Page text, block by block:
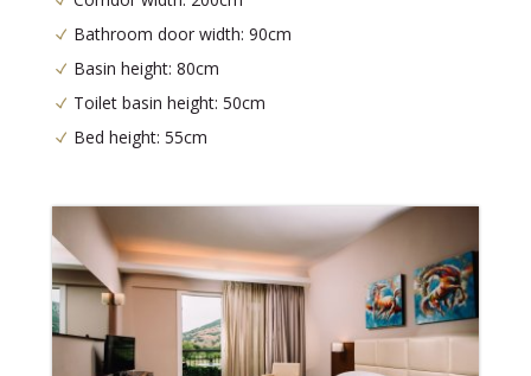
Bathroom door width: 90cm
Basin height: 80cm
Toilet basin height: 50cm
Bed height: 55cm